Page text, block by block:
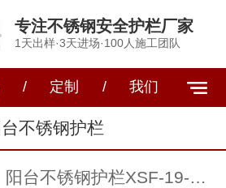
专注不锈钢安全护栏厂家
1天出样·3天进场·100人施工团队
/ 定制 / 我们
台不锈钢护栏
阳台不锈钢护栏XSF-19-0007